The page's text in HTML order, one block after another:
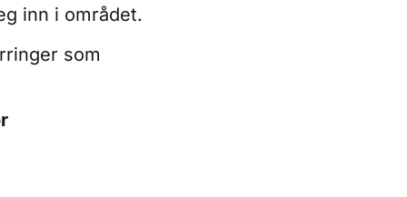
inn i området.
som